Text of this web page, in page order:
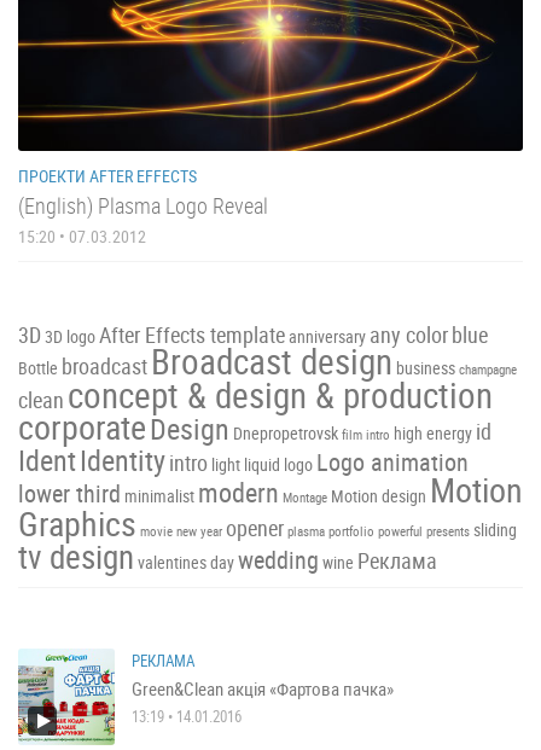
ПРОЕКТИ AFTER EFFECTS
(English) Plasma Logo Reveal
15:20 • 07.03.2012
3D 3D logoAfter Effects template anniversary any colorblue
Bottle broadcast Broadcast design business champagne
clean concept & design & production
corporateDesign Dnepropetrovsk film intro high energy id
IdentIdentityintro light liquid logo Logo animation
lower third minimalist modern Montage Motion design Motion
Graphics movie new year opener plasma portfolio powerful presents sliding
tv design valentines daywedding wine Реклама
РЕКЛАМА
Green&Clean акція «Фартова пачка»
13:19 • 14.01.2016